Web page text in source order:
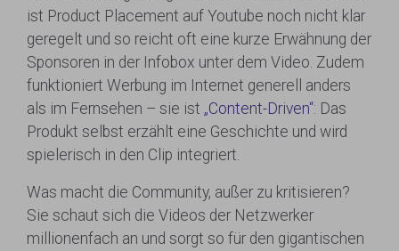
ist Product Placement auf Youtube noch nicht klar
geregelt und so reicht oft eine kurze Erwähnung der
Sponsoren in der Infobox unter dem Video. Zudem
funktioniert Werbung im Internet generell anders
als im Fernsehen – sie ist „Content-Driven“: Das
Produkt selbst erzählt eine Geschichte und wird
spielerisch in den Clip integriert.
Was macht die Community, außer zu kritisieren?
Sie schaut sich die Videos der Netzwerker
millionenfach an und sorgt so für den gigantischen